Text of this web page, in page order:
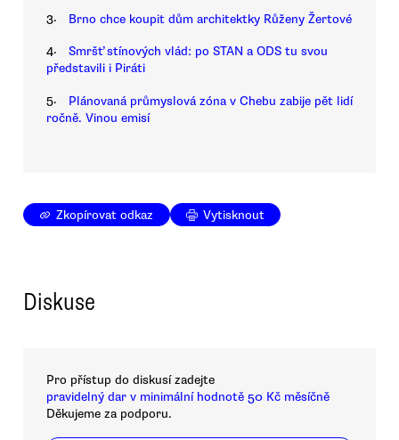
3. Brno chce koupit dům architektky Růženy Žertové
4.
Smršť stínových vlád: po STAN a ODS tu svou
představili i Piráti
5.
Plánovaná průmyslová zóna v Chebu zabije pět lidí
ročně. Vinou emisí
Zkopírovat odkaz Vytisknout
Diskuse
Pro přístup do diskusí zadejte
pravidelný dar v minimální hodnotě 50 Kč měsíčně
Děkujeme za podporu.